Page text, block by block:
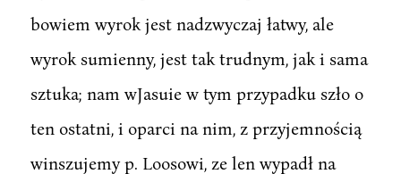
bowiem wyrok jest nadzwyczaj łatwy, ale
wyrok sumienny, jest tak trudnym, jak i sama
sztuka; nam wJasuie w tym przypadku szło o
ten ostatni, i oparci na nim, z przyjemnością
winszujemy p. Loosowi, ze len wypadł na